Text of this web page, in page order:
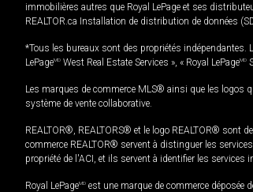
immobilières autres que Royal LePage et ses
REALTOR.ca Installation de distribution de données
*Tous les bureaux sont des propriétés indépendantes.
LePageMD West Real Estate Services », « Royal LePageMD
Les marques de commerce MLS® ainsi que les logos
système de vente collaborative.
REALTOR®, REALTORS® et le logo REALTOR® sont
commerce REALTOR® servent à distinguer les
propriété de l'ACI, et ils servent à identifier les
Royal LePageMD est une marque de commerce déposée